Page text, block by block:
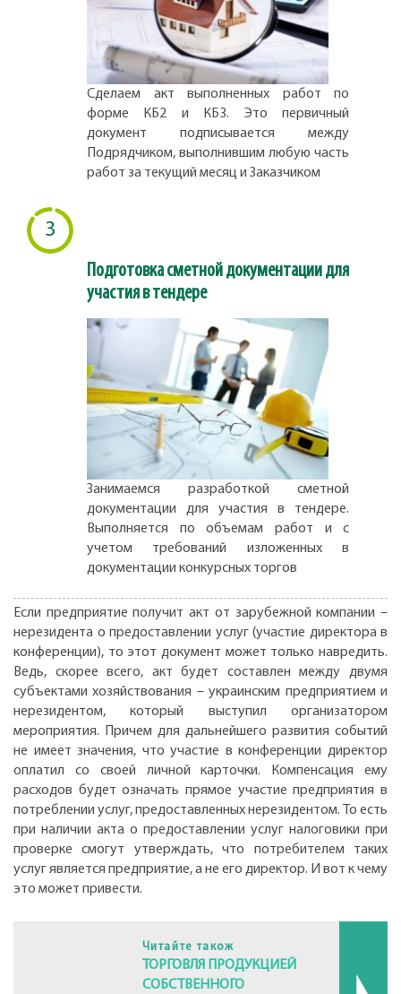
Сделаем акт выполненных работ по
форме КБ2 и КБ3. Это первичный
документ подписывается между
Подрядчиком, выполнившим любую часть
работ за текущий месяц и Заказчиком
3
Подготовка сметной документации для
участия в тендере
Занимаемся разработкой сметной
документации для участия в тендере.
Выполняется по объемам работ и с
учетом требований изложенных в
документации конкурсных торгов
Если предприятие получит акт от зарубежной компании –
нерезидента о предоставлении услуг (участие директора в
конференции), то этот документ может только навредить.
Ведь, скорее всего, акт будет составлен между двумя
субъектами хозяйствования – украинским предприятием и
нерезидентом, который выступил организатором
мероприятия. Причем для дальнейшего развития событий
не имеет значения, что участие в конференции директор
оплатил со своей личной карточки. Компенсация ему
расходов будет означать прямое участие предприятия в
потреблении услуг, предоставленных нерезидентом. То есть
при наличии акта о предоставлении услуг налоговики при
проверке смогут утверждать, что потребителем таких
услуг является предприятие, а не его директор. И вот к чему
это может привести.
Читайте також
ТОРГОВЛЯ ПРОДУКЦИЕЙ
СОБСТВЕННОГО